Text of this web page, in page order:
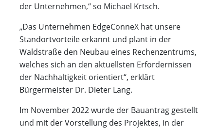
der Unternehmen,“ so Michael Krtsch.
„Das Unternehmen EdgeConneX hat unsere
Standortvorteile erkannt und plant in der
Waldstraße den Neubau eines Rechenzentrums,
welches sich an den aktuellsten Erfordernissen
der Nachhaltigkeit orientiert“, erklärt
Bürgermeister Dr. Dieter Lang.
Im November 2022 wurde der Bauantrag gestellt
und mit der Vorstellung des Projektes, in der